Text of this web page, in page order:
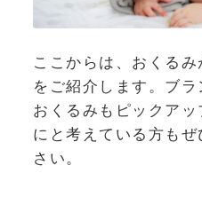
ここからは、おくる
をご紹介します。ブ
おくるみもピックア
にと考えている方も
さい。